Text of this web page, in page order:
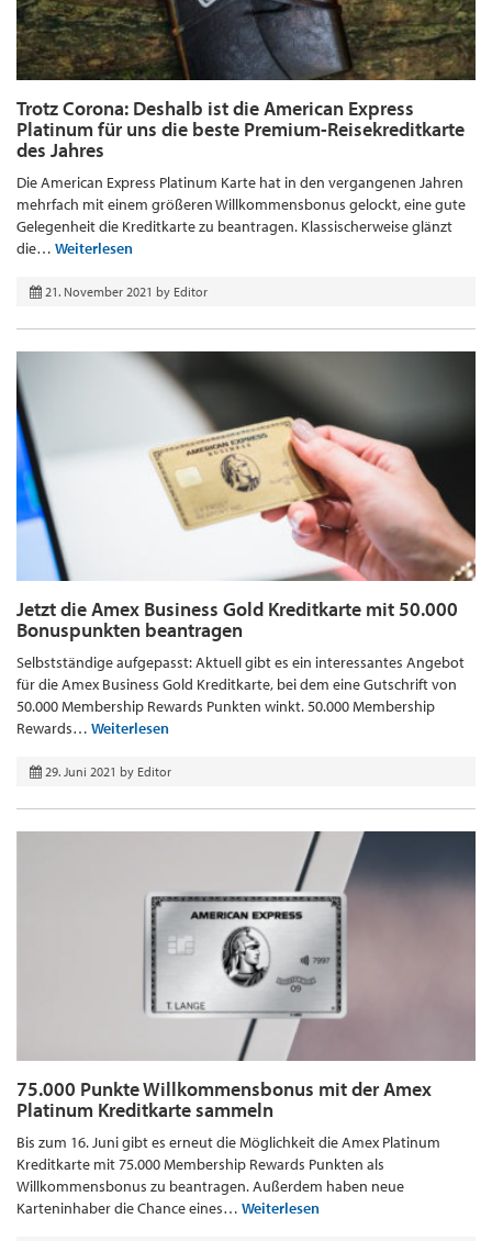
Trotz Corona: Deshalb ist die American Express
Platinum für uns die beste Premium-Reisekreditkarte
des Jahres
Die American Express Platinum Karte hat in den vergangenen Jahren
mehrfach mit einem größeren Willkommensbonus gelockt, eine gute
Gelegenheit die Kreditkarte zu beantragen. Klassischerweise glänzt
die… Weiterlesen
21. November 2021 by Editor
Jetzt die Amex Business Gold Kreditkarte mit 50.000
Bonuspunkten beantragen
Selbstständige aufgepasst: Aktuell gibt es ein interessantes Angebot
für die Amex Business Gold Kreditkarte, bei dem eine Gutschrift von
50.000 Membership Rewards Punkten winkt. 50.000 Membership
Rewards… Weiterlesen
29. Juni 2021 by Editor
75.000 Punkte Willkommensbonus mit der Amex
Platinum Kreditkarte sammeln
Bis zum 16. Juni gibt es erneut die Möglichkeit die Amex Platinum
Kreditkarte mit 75.000 Membership Rewards Punkten als
Willkommensbonus zu beantragen. Außerdem haben neue
Karteninhaber die Chance eines… Weiterlesen